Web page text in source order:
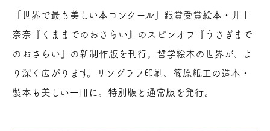
「世界で最も美しい本コンクール」銀賞受賞絵本・井上
奈奈『くままでのおさらい』のスピンオフ『うさぎまで
のおさらい』の新制作版を刊行。哲学絵本の世界が、よ
り深く広がります。リソグラフ印刷、篠原紙工の造本・
製本も美しい一冊に。特別版と通常版を発行。